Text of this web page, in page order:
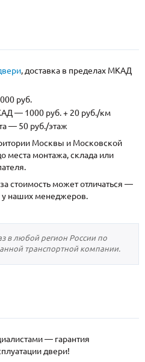
, доставка в пределах МКАД
руб.
— 1000 руб. + 20 руб./км
— 50 руб./этаж
Москвы и Московской
места монтажа, склада или
стоимость может отличаться —
у наших менеджеров.
в любой регион России по
транспортной компании.
— гарантия
двери!